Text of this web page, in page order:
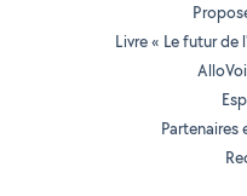
Livre « Le futur